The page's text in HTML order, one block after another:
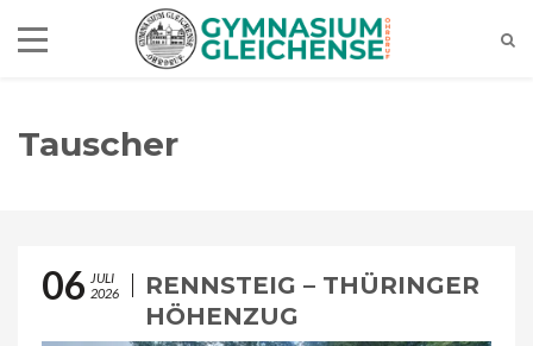
Tauscher
06 JULI
2026
RENNSTEIG – THÜRINGER
HÖHENZUG